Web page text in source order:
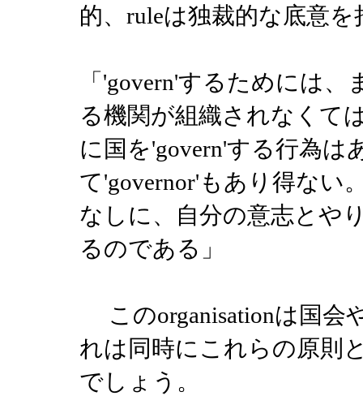
的、ruleは独裁的な底意
「'govern'するためには
る機関が組織されなくて
に国を'govern'する行為
て'governor'もあり得ない
なしに、自分の意志とや
るのである」
このorganisationは国会
れは同時にこれらの原則
でしょう。